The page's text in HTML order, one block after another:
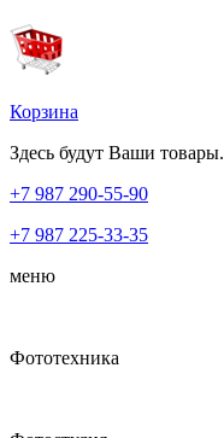
Корзина
Здесь будут Ваши товары.
+7 987 290-55-90
+7 987 225-33-35
меню
Фототехника